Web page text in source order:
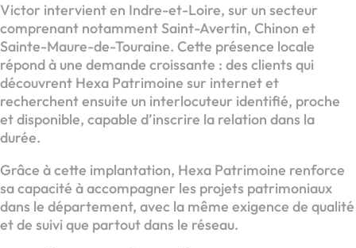
Victor intervient en Indre-et-Loire, sur un secteur
comprenant notamment Saint-Avertin, Chinon et
Sainte-Maure-de-Touraine. Cette présence locale
répond à une demande croissante : des clients qui
découvrent Hexa Patrimoine sur internet et
recherchent ensuite un interlocuteur identifié, proche
et disponible, capable d’inscrire la relation dans la
durée.
Grâce à cette implantation, Hexa Patrimoine renforce
sa capacité à accompagner les projets patrimoniaux
dans le département, avec la même exigence de qualité
et de suivi que partout dans le réseau.